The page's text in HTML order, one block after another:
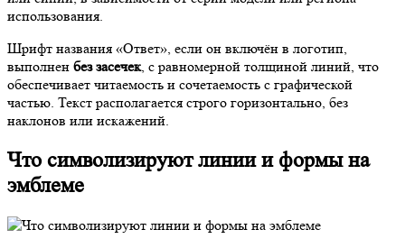
использования.
Шрифт названия «Ответ», если он включён в логотип,
выполнен без засечек, с равномерной толщиной линий, что
обеспечивает читаемость и сочетаемость с графической
частью. Текст располагается строго горизонтально, без
наклонов или искажений.
Что символизируют линии и формы на
эмблеме